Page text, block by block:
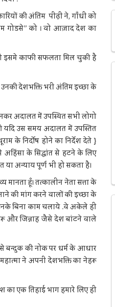
की अंतिम पीढ़ी ने, गाँधी को
गोडसे” को । वो आज़ाद देश का
इसमे काफी सफलता मिल चुकी है
देशभक्ति भरी अंतिम इच्छा के
अदालत में उपस्थित सभी लोगो
उस समय अदालत में उपस्तित
के निर्दोष होने का निर्देश देते }
अहिंसा के सिद्धांत से हटने के लिए
अन्याय पूर्ण भी हो सकता है।
हूँ। तत्कालीन नेता सत्ता के
की मांग करने वालों की इच्छा के
बिना काम चलाये .वे अकेले ही
और जिन्नाह जैसे देश बांटने वाले
बन्दुक की नोक पर धर्म के आधार
ने अपनी देशभक्ति का नेहरू
एक तिहाई भाग हमारे लिए ही